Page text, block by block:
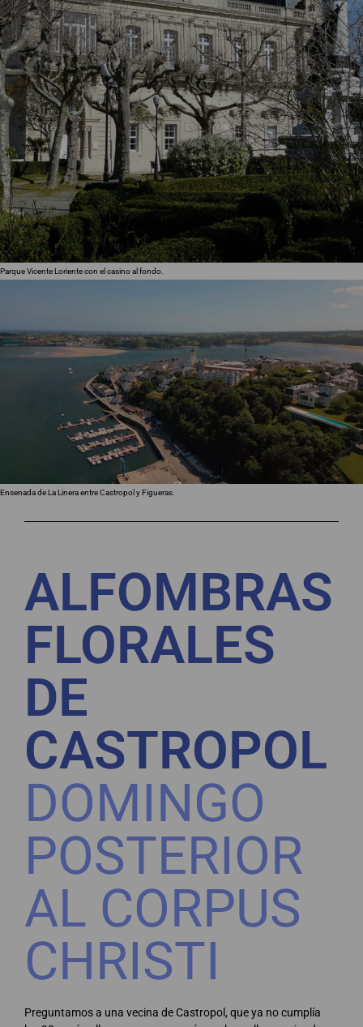
Parque Vicente Loriente con el casino al fondo.
Ensenada de La Linera entre Castropol y Figueras.
ALFOMBRAS
FLORALES
DE
CASTROPOL
DOMINGO
POSTERIOR
AL CORPUS
CHRISTI
Preguntamos a una vecina de Castropol, que ya no cumplía